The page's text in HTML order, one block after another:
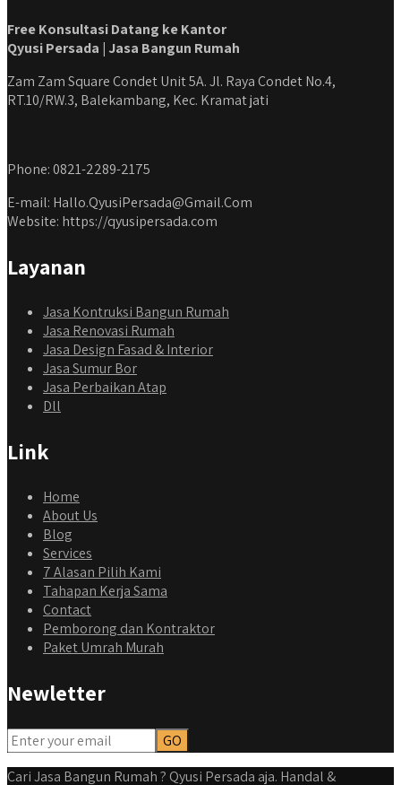
qyusipersada
Dalah satu hasil karya Qyusi persada, merenovasi rumah
biasa jadi rumah mewah dengan budget 400an, kira kira
Free Konsultasi Datang ke Kantor
Qyusi Persada | Jasa Bangun Rumah
Zam Zam Square Condet Unit 5A. Jl. Raya Condet No.4,
RT.10/RW.3, Balekambang, Kec. Kramat jati
Phone: 0821-2289-2175
E-mail: Hallo.QyusiPersada@Gmail.Com
Website: https://qyusipersada.com
Layanan
Jasa Kontruksi Bangun Rumah
Jasa Renovasi Rumah
Jasa Design Fasad & Interior
Jasa Sumur Bor
Jasa Perbaikan Atap
Dll
Link
Home
About Us
Blog
Services
7 Alasan Pilih Kami
Tahapan Kerja Sama
Contact
Pemborong dan Kontraktor
Paket Umrah Murah
Newletter
Cari Jasa Bangun Rumah ? Qyusi Persada aja. Handal &